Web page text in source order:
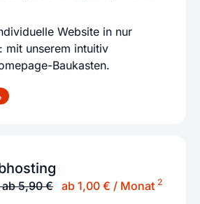
Website in nur
mit unserem intuitiv
Baukasten.
5,90 € ab 1,00 € / Monat 2